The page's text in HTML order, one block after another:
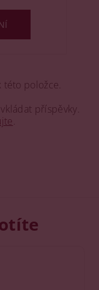
položce.
příspěvky.